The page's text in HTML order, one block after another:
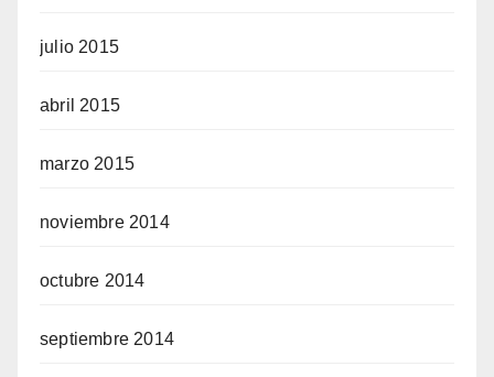
julio 2015
abril 2015
marzo 2015
noviembre 2014
octubre 2014
septiembre 2014